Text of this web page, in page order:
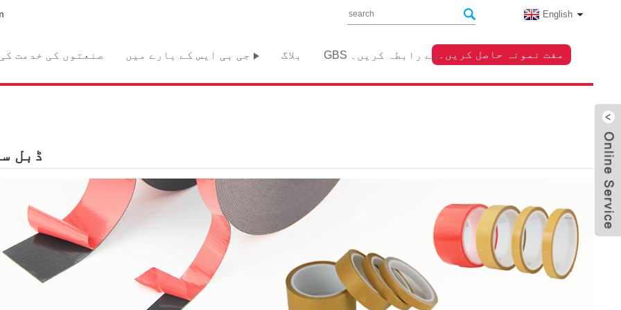
English
صنعتوں کی خدمت جی بی ایس کے بارے میں بلاگ GBS سے رابطہ کریں۔ مفت نمونہ حاصل کریں۔
ڈبل